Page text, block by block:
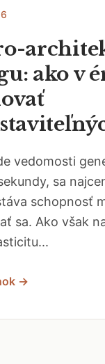
ako v
vedomosti
sa
schopnosť
sa. Ako však
→